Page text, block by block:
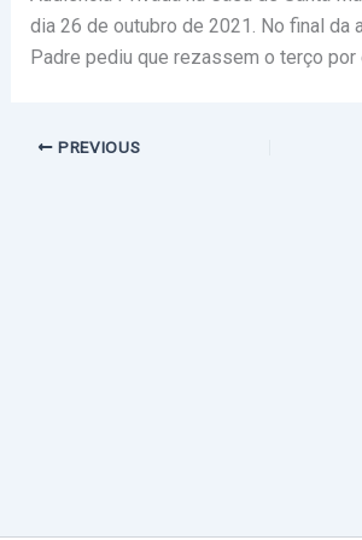
dia 26 de outubro de 2021. No final da
Padre pediu que rezassem o terço por
PREVIOUS